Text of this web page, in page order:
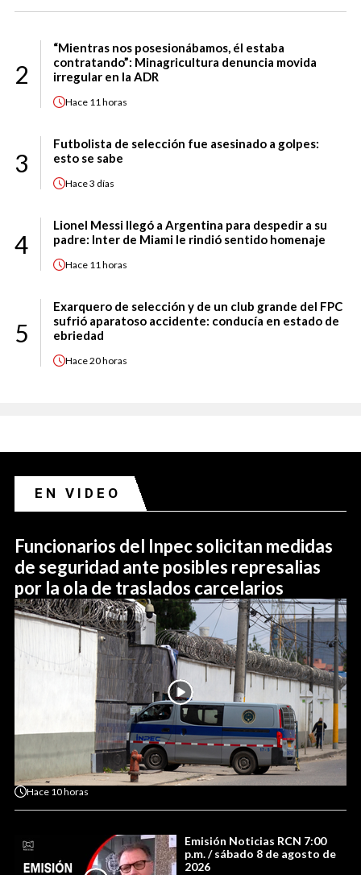
2
“Mientras nos posesionábamos, él estaba
contratando”: Minagricultura denuncia movida
irregular en la ADR
Hace 11 horas
3
Futbolista de selección fue asesinado a golpes:
esto se sabe
Hace3 días
4
Lionel Messi llegó a Argentina para despedir a su
padre: Inter de Miami le rindió sentido homenaje
Hace 11 horas
5
Exarquero de selección y de un club grande del FPC
sufrió aparatoso accidente: conducía en estado de
ebriedad
Hace20 horas
EN VIDEO
Funcionarios del Inpec solicitan medidas
de seguridad ante posibles represalias
por la ola de traslados carcelarios
Hace 10 horas
Emisión Noticias RCN 7:00
p.m. / sábado 8 de agosto de
2026